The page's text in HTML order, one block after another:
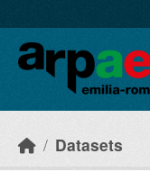
Datasets